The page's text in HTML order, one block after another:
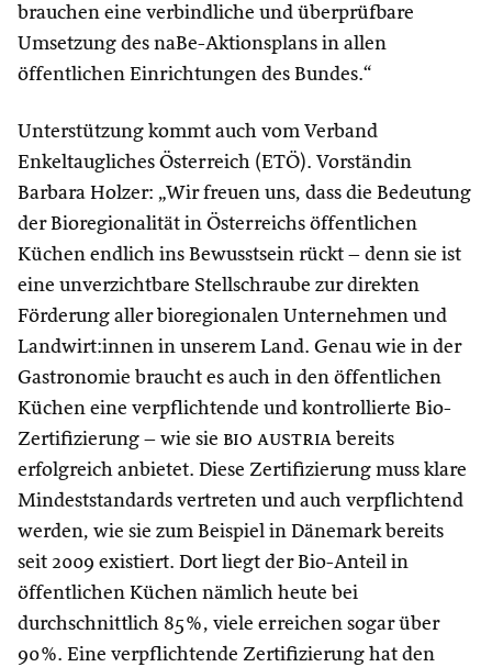
brauchen eine verbindliche und überprüfbare
Umsetzung des naBe-Aktionsplans in allen
öffentlichen Einrichtungen des Bundes.“
Unterstützung kommt auch vom Verband
Enkeltaugliches Österreich (ETÖ). Vorständin
Barbara Holzer: „Wir freuen uns, dass die Bedeutung
der Bioregionalität in Österreichs öffentlichen
Küchen endlich ins Bewusstsein rückt – denn sie ist
eine unverzichtbare Stellschraube zur direkten
Förderung aller bioregionalen Unternehmen und
Landwirt:innen in unserem Land. Genau wie in der
Gastronomie braucht es auch in den öffentlichen
Küchen eine verpflichtende und kontrollierte Bio-
Zertifizierung – wie sie bio austria bereits
erfolgreich anbietet. Diese Zertifizierung muss klare
Mindeststandards vertreten und auch verpflichtend
werden, wie sie zum Beispiel in Dänemark bereits
seit 2009 existiert. Dort liegt der Bio-Anteil in
öffentlichen Küchen nämlich heute bei
durchschnittlich 85 %, viele erreichen sogar über
90 %. Eine verpflichtende Zertifizierung hat den